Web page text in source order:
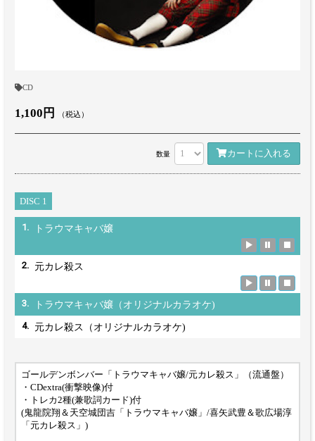
CD
1,100円 （税込）
数量 カートに入れる
DISC 1
1. トラウマキャバ嬢
2. 元カレ殺ス
3. トラウマキャバ嬢（オリジナルカラオケ)
4. 元カレ殺ス（オリジナルカラオケ)
ゴールデンボンバー「トラウマキャバ嬢/元カレ殺ス」（流通盤）
・CDextra(衝撃映像)付
・トレカ2種(兼歌詞カード)付
(鬼龍院翔＆天空城団吉「トラウマキャバ嬢」/喜矢武豊＆歌広場淳
「元カレ殺ス」)